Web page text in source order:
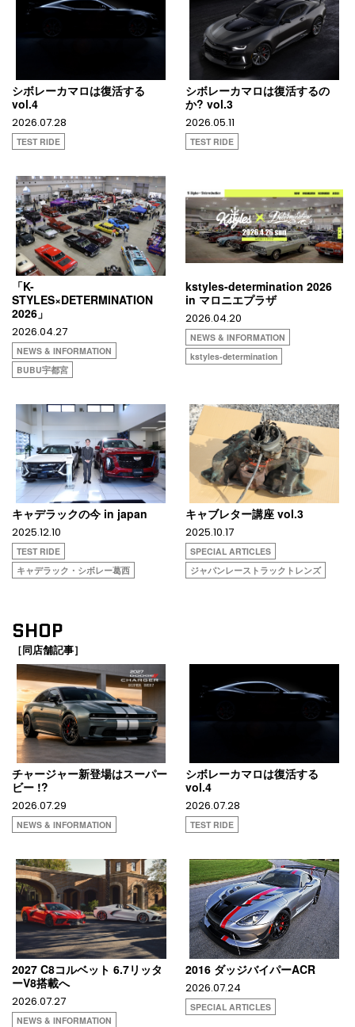
シボレーカマロは復活する
vol.4
2026.07.28
TEST RIDE
シボレーカマロは復活するの
か? vol.3
2026.05.11
TEST RIDE
「K-
STYLES×DETERMINATION
2026」
2026.04.27
NEWS & INFORMATION
BUBU宇都宮
kstyles-determination 2026
in マロニエプラザ
2026.04.20
NEWS & INFORMATION
kstyles-determination
キャデラックの今 in japan
2025.12.10
TEST RIDE
キャデラック・シボレー葛西
キャブレター講座 vol.3
2025.10.17
SPECIAL ARTICLES
ジャパンレーストラックトレンズ
SHOP
［同店舗記事］
チャージャー新登場はスーパー
ビー !?
2026.07.29
NEWS & INFORMATION
シボレーカマロは復活する
vol.4
2026.07.28
TEST RIDE
2027 C8コルベット 6.7リッタ
ーV8搭載へ
2026.07.27
NEWS & INFORMATION
2016 ダッジバイパーACR
2026.07.24
SPECIAL ARTICLES